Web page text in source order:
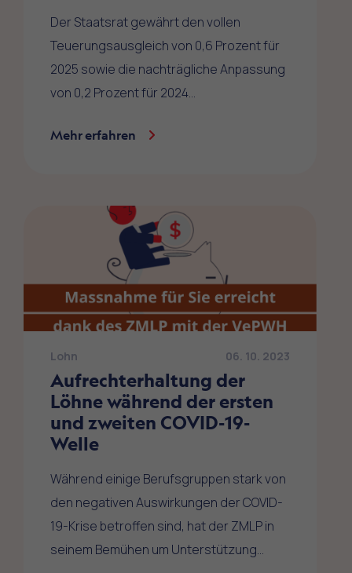
Der Staatsrat gewährt den vollen
Teuerungsausgleich von 0,6 Prozent für
2025 sowie die nachträgliche Anpassung
von 0,2 Prozent für 2024…
Mehr erfahren
Lohn 06. 10. 2023
Aufrechterhaltung der
Löhne während der ersten
und zweiten COVID-19-
Welle
Während einige Berufsgruppen stark von
den negativen Auswirkungen der COVID-
19-Krise betroffen sind, hat der ZMLP in
seinem Bemühen um Unterstützung…